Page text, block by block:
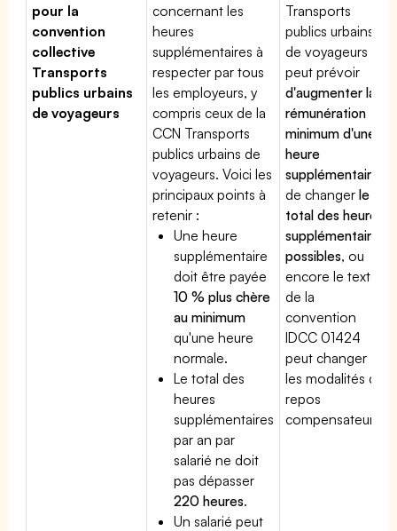
pour la
convention
collective
Transports
publics urbains
de voyageurs
concernant les
heures
supplémentaires à
respecter par tous
les employeurs, y
compris ceux de la
CCN Transports
publics urbains de
voyageurs. Voici les
principaux points à
retenir :
Une heure
supplémentaire
doit être payée
10 % plus chère
au minimum
qu'une heure
normale.
Le total des
heures
supplémentaires
par an par
salarié ne doit
pas dépasser
220 heures.
Un salarié peut
Transports
publics urbains
de voyageurs
peut prévoir
d'augmenter la
rémunération
minimum d'une
heure
supplémentaire
de changerle
total des heures
supplémentaires
possibles, ou
encore le texte
de la
convention
IDCC 01424
peut changer
les modalités du
repos
compensateur.